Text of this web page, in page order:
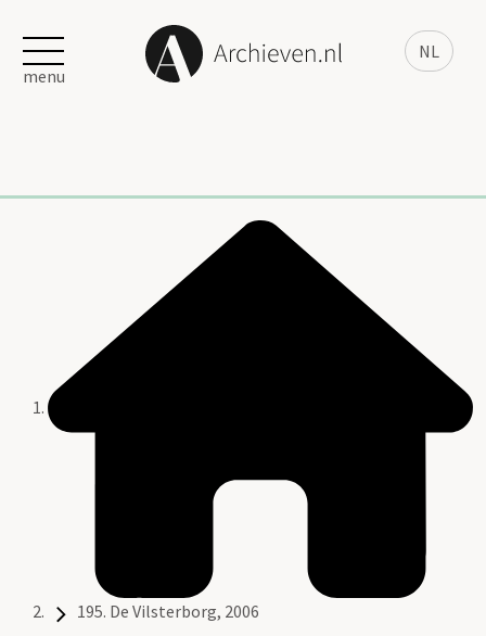
NL
menu
195. De Vilsterborg, 2006